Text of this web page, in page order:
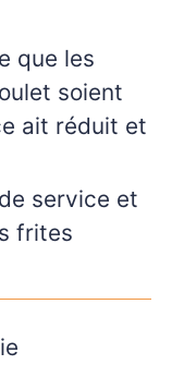
que les
soient
ait réduit et
service et
frites